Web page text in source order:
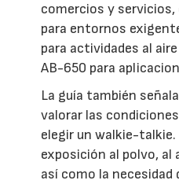
comercios y servicios,
para entornos
para actividades al
AB-650 para
La guía también
valorar las
elegir un walkie-
exposición al polvo, al
así como la necesidad